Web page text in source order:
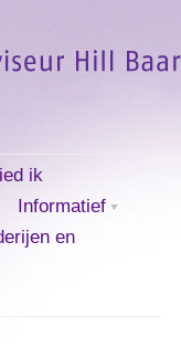
ik
Informatief
en